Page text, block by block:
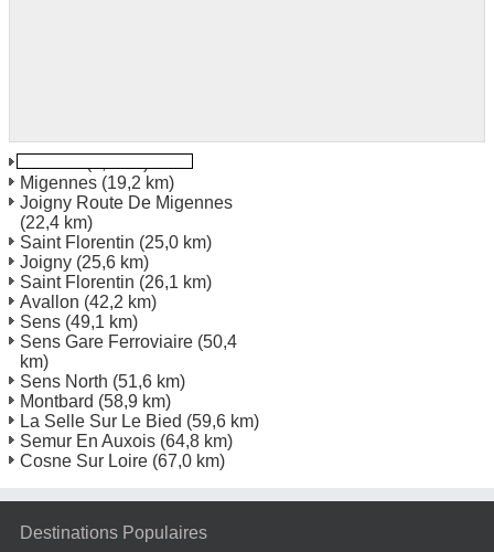
Migennes (19,2 km)
Joigny Route De Migennes
(22,4 km)
Saint Florentin (25,0 km)
Joigny (25,6 km)
Saint Florentin (26,1 km)
Avallon (42,2 km)
Sens (49,1 km)
Sens Gare Ferroviaire (50,4
km)
Sens North (51,6 km)
Montbard (58,9 km)
La Selle Sur Le Bied (59,6 km)
Semur En Auxois (64,8 km)
Cosne Sur Loire (67,0 km)
Destinations Populaires